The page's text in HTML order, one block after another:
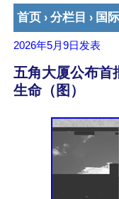
首页 › 分栏目 › 国际
2026年5月9日 发表
五角大厦公布首
生命（图）